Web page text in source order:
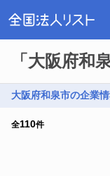
「大阪府和
大阪府和泉市の企業
全110件